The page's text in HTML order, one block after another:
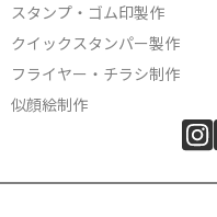
スタンプ・ゴム印製作
クイックスタンパー製作
フライヤー・チラシ制作
似顔絵制作